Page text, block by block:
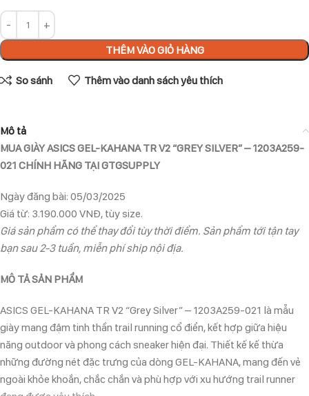
THÊM VÀO GIỎ HÀNG
So sánh Thêm vào danh sách yêu thích
Mô tả
MUA GIÀY ASICS GEL-KAHANA TR V2 “GREY SILVER” – 1203A259-
021 CHÍNH HÃNG TẠI GTGSUPPLY
Ngày đăng bài: 05/03/2025
Giá từ: 3.190.000 VNĐ, tùy size.
Giá sản phẩm có thể thay đổi tùy thời điểm. Sản phẩm tới tận tay
bạn sau 2-3 tuần, miễn phí ship nội địa.
MÔ TẢ SẢN PHẨM
ASICS GEL-KAHANA TR V2 “Grey Silver” – 1203A259-021 là mẫu
giày mang đậm tinh thần trail running cổ điển, kết hợp giữa hiệu
năng outdoor và phong cách sneaker hiện đại. Thiết kế kế thừa
những đường nét đặc trưng của dòng GEL-KAHANA, mang đến vẻ
ngoài khỏe khoắn, chắc chắn và phù hợp với xu hướng trail runner